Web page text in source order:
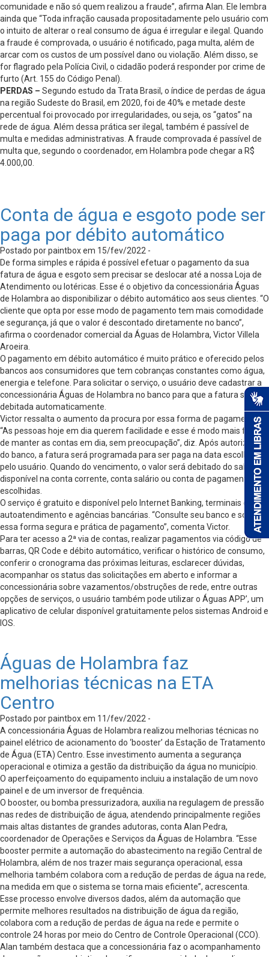
comunidade e não só quem realizou a fraude”, afirma Alan. Ele lembra
ainda que “Toda infração causada propositadamente pelo usuário com
o intuito de alterar o real consumo de água é irregular e ilegal. Quando
a fraude é comprovada, o usuário é notificado, paga multa, além de
arcar com os custos de um possível dano ou violação. Além disso, se
for flagrado pela Polícia Civil, o cidadão poderá responder por crime de
furto (Art. 155 do Código Penal).
PERDAS – Segundo estudo da Trata Brasil, o índice de perdas de água
na região Sudeste do Brasil, em 2020, foi de 40% e metade deste
percentual foi provocado por irregularidades, ou seja, os “gatos” na
rede de água. Além dessa prática ser ilegal, também é passível de
multa e medidas administrativas. A fraude comprovada é passível de
multa que, segundo o coordenador, em Holambra pode chegar a R$
4.000,00.
Conta de água e esgoto pode ser
paga por débito automático
Postado por paintbox em 15/fev/2022 -
De forma simples e rápida é possível efetuar o pagamento da sua
fatura de água e esgoto sem precisar se deslocar até a nossa Loja de
Atendimento ou lotéricas. Esse é o objetivo da concessionária Águas
de Holambra ao disponibilizar o débito automático aos seus clientes. “O
cliente que opta por esse modo de pagamento tem mais comodidade
e segurança, já que o valor é descontado diretamente no banco”,
afirma o coordenador comercial da Águas de Holambra, Victor Villela
Aroeira.
O pagamento em débito automático é muito prático e oferecido pelos
bancos aos consumidores que tem cobranças constantes como água,
energia e telefone. Para solicitar o serviço, o usuário deve cadastrar a
concessionária Águas de Holambra no banco para que a fatura seja
debitada automaticamente.
Victor ressalta o aumento da procura por essa forma de pagamento.
“As pessoas hoje em dia querem facilidade e esse é modo mais fácil
de manter as contas em dia, sem preocupação”, diz. Após autorização
do banco, a fatura será programada para ser paga na data escolhida
pelo usuário. Quando do vencimento, o valor será debitado do saldo
disponível na conta corrente, conta salário ou conta de pagamentos
escolhidas.
O serviço é gratuito e disponível pelo Internet Banking, terminais de
autoatendimento e agências bancárias. “Consulte seu banco e solicite
essa forma segura e prática de pagamento”, comenta Victor.
Para ter acesso a 2ª via de contas, realizar pagamentos via código de
barras, QR Code e débito automático, verificar o histórico de consumo,
conferir o cronograma das próximas leituras, esclarecer dúvidas,
acompanhar os status das solicitações em aberto e informar a
concessionária sobre vazamentos/obstruções de rede, entre outras
opções de serviços, o usuário também pode utilizar o Águas APP’, um
aplicativo de celular disponível gratuitamente pelos sistemas Android e
IOS.
Águas de Holambra faz
melhorias técnicas na ETA
Centro
Postado por paintbox em 11/fev/2022 -
A concessionária Águas de Holambra realizou melhorias técnicas no
painel elétrico de acionamento do ‘booster’ da Estação de Tratamento
de Água (ETA) Centro. Esse investimento aumenta a segurança
operacional e otimiza a gestão da distribuição da água no município.
O aperfeiçoamento do equipamento incluiu a instalação de um novo
painel e de um inversor de frequência.
O booster, ou bomba pressurizadora, auxilia na regulagem de pressão
nas redes de distribuição de água, atendendo principalmente regiões
mais altas distantes de grandes adutoras, conta Alan Pedra,
coordenador de Operações e Serviços da Águas de Holambra. “Esse
booster permite a automação do abastecimento na região Central de
Holambra, além de nos trazer mais segurança operacional, essa
melhoria também colabora com a redução de perdas de água na rede,
na medida em que o sistema se torna mais eficiente”, acrescenta.
Esse processo envolve diversos dados, além da automação que
permite melhores resultados na distribuição de água da região,
colabora com a redução de perdas de água na rede e permite o
controle 24 horas por meio do Centro de Controle Operacional (CCO).
Alan também destaca que a concessionária faz o acompanhamento